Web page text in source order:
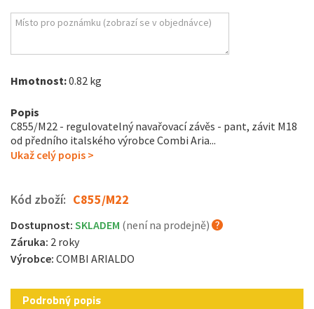
Hmotnost:0.82 kg
Popis
C855/M22 - regulovatelný navařovací závěs - pant, závit M18
od předního italského výrobce Combi Aria...
Ukaž celý popis >
Kód zboží: C855/M22
Dostupnost: SKLADEM (není na prodejně)
Záruka: 2 roky
Výrobce: COMBI ARIALDO
Podrobný popis